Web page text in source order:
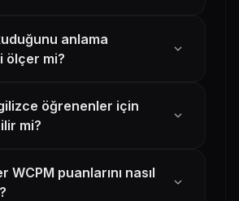
anlama
ölçer mi?
expand_more
öğrenenler için
mi?
expand_more
WCPM puanlarını nasıl
expand_more